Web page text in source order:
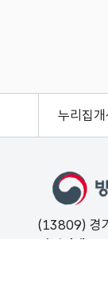
누리집개
(13809) 경